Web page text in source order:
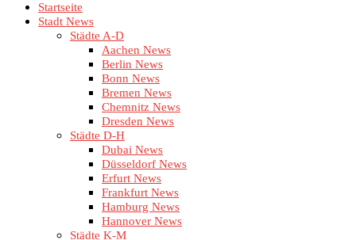
Startseite
Stadt News
Städte A-D
Aachen News
Berlin News
Bonn News
Bremen News
Chemnitz News
Dresden News
Städte D-H
Dubai News
Düsseldorf News
Erfurt News
Frankfurt News
Hamburg News
Hannover News
Städte K-M